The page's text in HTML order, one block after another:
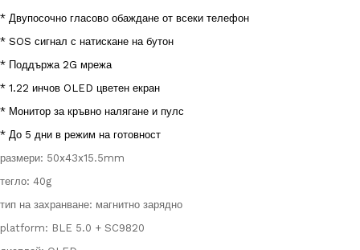
* Двупосочно гласово обаждане от всеки телефон
* SOS сигнал с натискане на бутон
* Поддържа 2G мрежа
* 1.22 инчов OLED цветен екран
* Монитор за кръвно налягане и пулс
* До 5 дни в режим на готовност
размери: 50x43x15.5mm
тегло: 40g
тип на захранване: магнитно зарядно
platform: BLE 5.0 + SC9820